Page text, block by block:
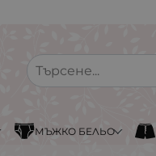
МЪЖКО БЕЛЬО